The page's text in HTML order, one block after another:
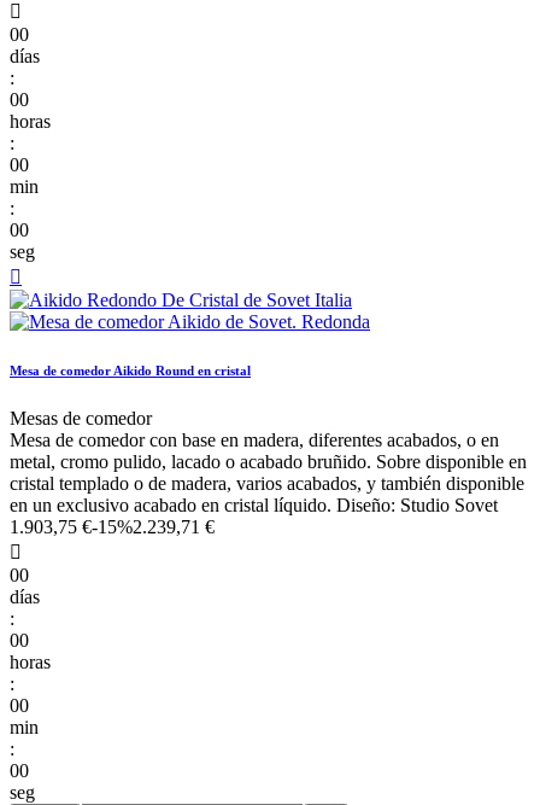

00
días
:
00
horas
:
00
min
:
00
seg

Mesa de comedor Aikido Round en cristal
Mesas de comedor
Mesa de comedor con base en madera, diferentes acabados, o en
metal, cromo pulido, lacado o acabado bruñido. Sobre disponible en
cristal templado o de madera, varios acabados, y también disponible
en un exclusivo acabado en cristal líquido. Diseño: Studio Sovet
1.903,75 €-15%2.239,71 €

00
días
:
00
horas
:
00
min
:
00
seg